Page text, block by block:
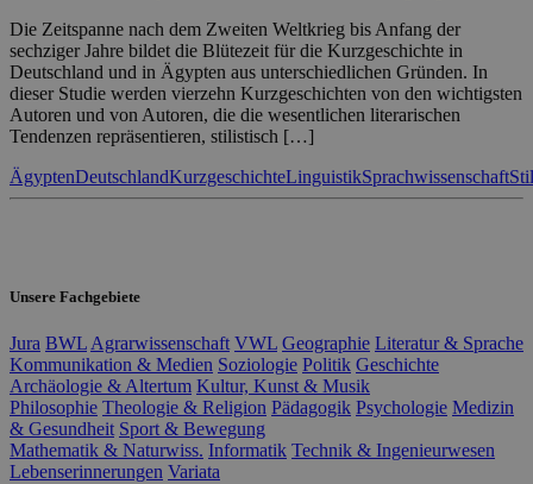
Die Zeitspanne nach dem Zweiten Weltkrieg bis Anfang der
sechziger Jahre bildet die Blütezeit für die Kurzgeschichte in
Deutschland und in Ägypten aus unterschiedlichen Gründen. In
dieser Studie werden vierzehn Kurzgeschichten von den wichtigsten
Autoren und von Autoren, die die wesentlichen literarischen
Tendenzen repräsentieren, stilistisch […]
ÄgyptenDeutschlandKurzgeschichteLinguistikSprachwissenschaftStil
Unsere Fachgebiete
Jura BWL Agrarwissenschaft VWL Geographie Literatur & Sprache
Kommunikation & Medien Soziologie Politik Geschichte
Archäologie & Altertum Kultur, Kunst & Musik
Philosophie Theologie & Religion Pädagogik Psychologie Medizin
& Gesundheit Sport & Bewegung
Mathematik & Naturwiss. Informatik Technik & Ingenieurwesen
Lebenserinnerungen Variata